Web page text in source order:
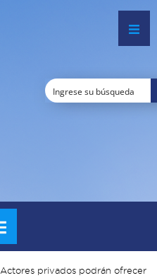
Actores privados podrán ofrecer